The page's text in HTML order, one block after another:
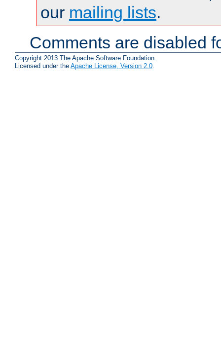
our mailing lists.
Comments are disabled
Copyright 2013 The Apache Software Foundation.
Licensed under the Apache License, Version 2.0